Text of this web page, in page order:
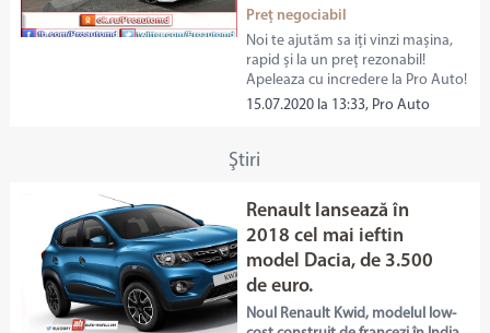
Preț negociabil
Noi te ajutăm sa iți vinzi mașina,
rapid și la un preț rezonabil!
Apeleaza cu incredere la Pro Auto!
15.07.2020 la 13:33, Pro Auto
Ştiri
Renault lansează în
2018 cel mai ieftin
model Dacia, de 3.500
de euro.
Noul Renault Kwid, modelul low-